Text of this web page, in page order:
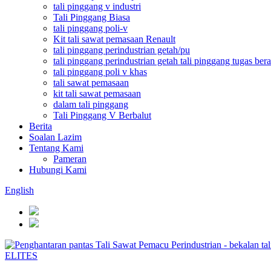
tali pinggang v industri
Tali Pinggang Biasa
tali pinggang poli-v
Kit tali sawat pemasaan Renault
tali pinggang perindustrian getah/pu
tali pinggang perindustrian getah tali pinggang tugas
tali pinggang poli v khas
tali sawat pemasaan
kit tali sawat pemasaan
dalam tali pinggang
Tali Pinggang V Berbalut
Berita
Soalan Lazim
Tentang Kami
Pameran
Hubungi Kami
English